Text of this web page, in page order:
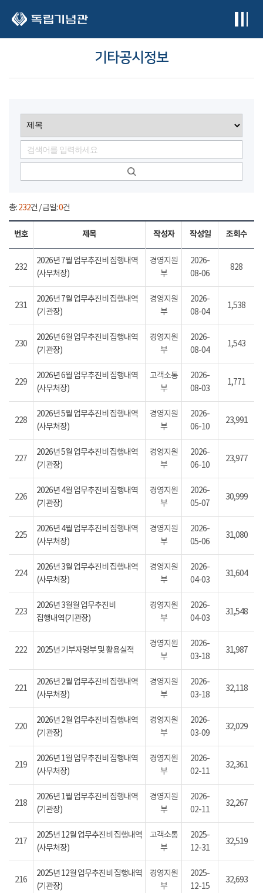
기타공시정보
총:232건 / 금일:0건
번호 제목 작성자 작성일 조회수
232
2026년 7월 업무추진비 집행내역
(사무처장)
경영지원
부
2026-
08-06
828
231
2026년 7월 업무추진비 집행내역
(기관장)
경영지원
부
2026-
08-04
1,538
230
2026년 6월 업무추진비 집행내역
(기관장)
경영지원
부
2026-
08-04
1,543
229
2026년 6월 업무추진비 집행내역
(사무처장)
고객소통
부
2026-
08-03
1,771
228
2026년 5월 업무추진비 집행내역
(사무처장)
경영지원
부
2026-
06-10
23,991
227
2026년 5월 업무추진비 집행내역
(기관장)
경영지원
부
2026-
06-10
23,977
226
2026년 4월 업무추진비 집행내역
(기관장)
경영지원
부
2026-
05-07
30,999
225
2026년 4월 업무추진비 집행내역
(사무처장)
경영지원
부
2026-
05-06
31,080
224
2026년 3월 업무추진비 집행내역
(사무처장)
경영지원
부
2026-
04-03
31,604
223
2026년 3월월 업무추진비
집행내역(기관장)
경영지원
부
2026-
04-03
31,548
222 2025년 기부자명부 및 활용실적
경영지원
부
2026-
03-18
31,987
221
2026년 2월 업무추진비 집행내역
(사무처장)
경영지원
부
2026-
03-18
32,118
220
2026년 2월 업무추진비 집행내역
(기관장)
경영지원
부
2026-
03-09
32,029
219
2026년 1월 업무추진비 집행내역
(사무처장)
경영지원
부
2026-
02-11
32,361
218
2026년 1월 업무추진비 집행내역
(기관장)
경영지원
부
2026-
02-11
32,267
217
2025년 12월 업무추진비 집행내역
(사무처장)
고객소통
부
2025-
12-31
32,519
216
2025년 12월 업무추진비 집행내역
(기관장)
경영지원
부
2025-
12-15
32,693